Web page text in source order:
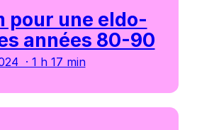
pour une eldo-
années 80-90
· 1 h 17 min